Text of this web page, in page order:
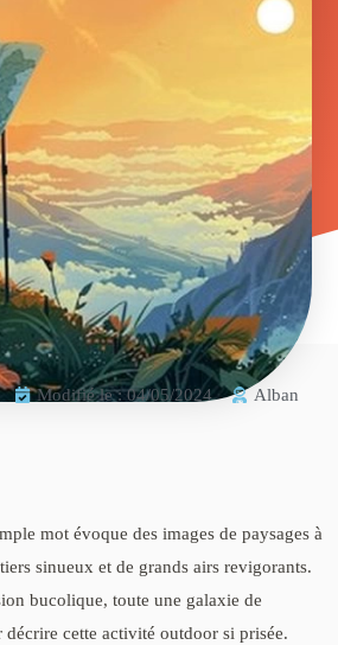
Modifié le : 04/05/2024 Alban
mot évoque des images de paysages à
sinueux et de grands airs revigorants.
bucolique, toute une galaxie de
cette activité outdoor si prisée.